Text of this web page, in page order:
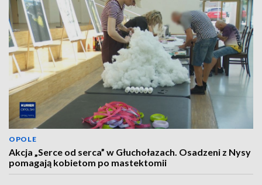
OPOLE
Akcja „Serce od serca” w Głuchołazach. Osadzeni z Nysy
pomagają kobietom po mastektomii